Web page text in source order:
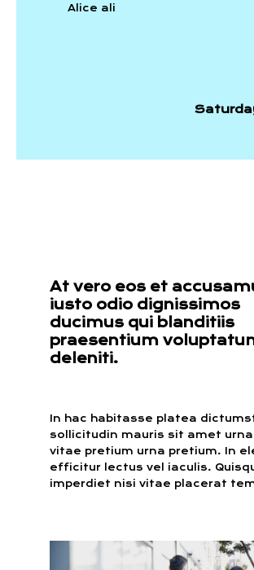
Alice ali
At vero eos et
iusto odio dignissimos
ducimus qui blanditiis
praesentium
deleniti.
In hac habitasse platea
sollicitudin mauris sit amet
vitae pretium urna pretium. In
efficitur lectus vel iaculis.
imperdiet nisi vitae placerat